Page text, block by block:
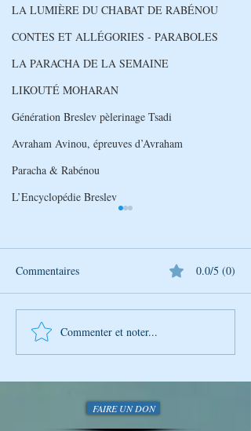
LA LUMIÈRE DU CHABAT DE RABÉNOU
CONTES ET ALLÉGORIES - PARABOLES
LA PARACHA DE LA SEMAINE
LIKOUTÉ MOHARAN
Génération Breslev pèlerinage Tsadi
Avraham Avinou, épreuves d’Avraham
Paracha & Rabénou
L’Encyclopédie Breslev
Découverte Hebdomadaire
de la Sagesse de Rabbi
Commentaires 0.0/5 (0)
Commenter et noter...
FAIRE UN DON